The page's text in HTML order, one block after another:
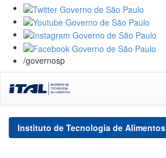
/governosp
navigation
Instituto de Tecnologia de Alimentos